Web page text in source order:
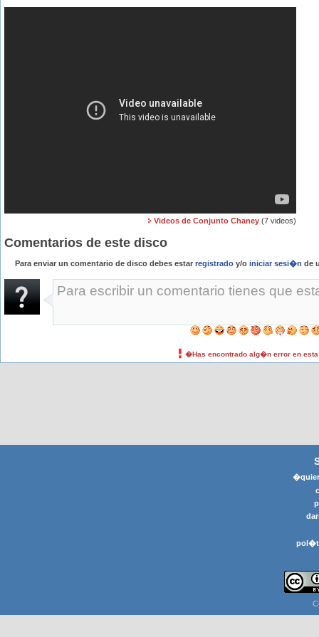
Videos de Conjunto Chaney (7 videos)
Comentarios de este disco
Para enviar un comentario de disco debes estar registrado y/o iniciar sesi�n de
�Has encontrado alg�n error en